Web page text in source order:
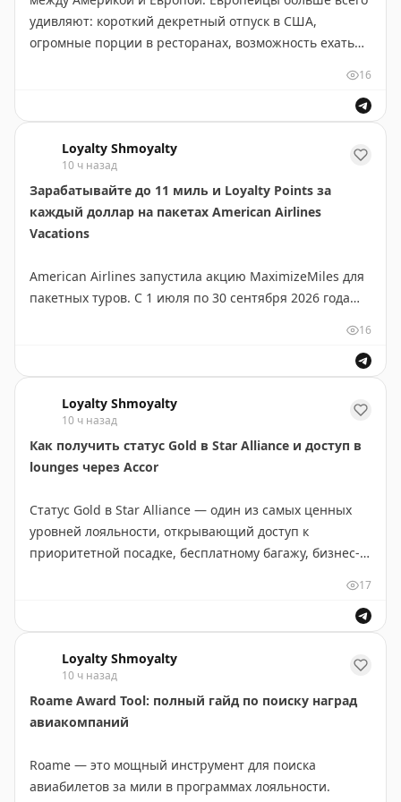
the Wing
удивляют: короткий декретный отпуск в США,
огромные порции в ресторанах, возможность ехать
воды в унитазах и реклама рецептурных лекарств на
низким уровнем воды в европейских туалетах и
отсутствием прямой рекламы лекарств. Статья
показывает, что «нормальность» — это вопрос
перспективы и культурного контекста. Такие различия
делают путешествия интереснее и помогают лучше
понять друг друга.
Your Mileage May Vary|Original
16
Loyalty Shmoyalty
10 ч назад
Зарабатывайте до 11 миль и Loyalty Points за
каждый доллар на пакетах American Airlines
Vacations
American Airlines запустила акцию MaximizeMiles для
пакетных туров. С 1 июля по 30 сентября 2026 года
составе пакета: Member — 5, Gold — 7, Platinum — 8,
Platinum Pro — 9, Executive Platinum — 11 за доллар.
Ключевой момент: мили начисляются на всю
стоимость пакета, включая проживание и транспорт.
Кэти Гентер советует подождать 23 августа
владельцам карты AAdvantage Executive для
рекомендует путешествовать с членом группы более
высокого статуса, чтобы получить его повышенный
коэффициент. Стоит сравнить заработки при
16
Loyalty Shmoyalty
10 ч назад
Как получить статус Gold в Star Alliance и доступ в
lounges через Accor
Статус Gold в Star Alliance — один из самых ценных
уровней лояльности, открывающий доступ к
приоритетной посадке, бесплатному багажу, бизнес-
1. Накопление миль через авиакомпании-члены
альянса — классический, но долгий путь.
2. Использование кредитных карт авиакомпаний с
3. Матчинг статуса из других программ лояльности.
17
Loyalty Shmoyalty
10 ч назад
Roame Award Tool: полный гайд по поиску наград
авиакомпаний
Roame — это мощный инструмент для поиска
авиабилетов за мили в программах лояльности.